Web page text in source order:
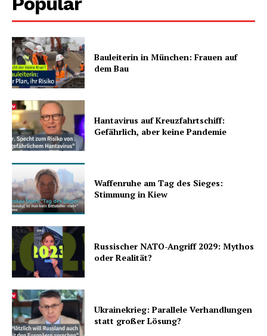
Bauleiterin in München: Frauen auf
dem Bau
Hantavirus auf Kreuzfahrtschiff:
Gefährlich, aber keine Pandemie
Waffenruhe am Tag des Sieges:
Stimmung in Kiew
Russischer NATO-Angriff 2029: Mythos
oder Realität?
Ukrainekrieg: Parallele Verhandlungen
statt großer Lösung?